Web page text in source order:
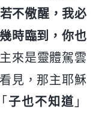
若不儆醒，我必
時臨到，你也
來是靈體駕雲
見，那主耶穌
子也不知道 」